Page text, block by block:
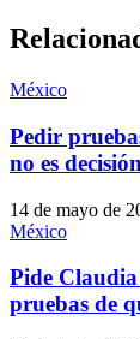
México
Pedir
no es
14 de mayo de
México
Pide
pruebas de